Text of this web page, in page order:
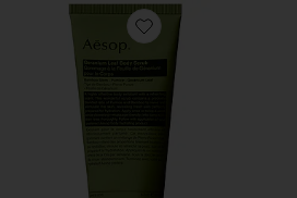
Favorite ESFOLIANTE